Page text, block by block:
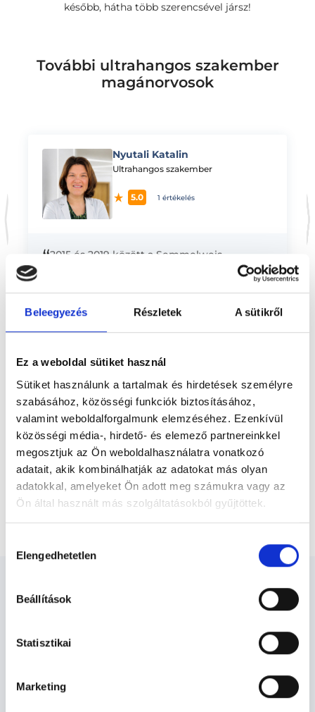
Beleegyezés Részletek A sütikről
Ez a weboldal sütiket használ
Sütiket használunk a tartalmak és hirdetések személyre
szabásához, közösségi funkciók biztosításához,
valamint weboldalforgalmunk elemzéséhez. Ezenkívül
közösségi média-, hirdető- és elemező partnereinkkel
megosztjuk az Ön weboldalhasználatra vonatkozó
adatait, akik kombinálhatják az adatokat más olyan
adatokkal, amelyeket Ön adott meg számukra vagy az
Ön által használt más szolgáltatásokból gyűjtöttek.
szabályzat:https://foglaljorvost.hu/info/foglaljorvost-
kiválasztása
Elengedhetetlen
Beállítások
Statisztikai
Marketing
később, hátha több szerencsével jársz!
További ultrahangos szakember
magánorvosok
Nyutali Katalin
Ultrahangos szakember
5.0 1 értékelés
“2015 és 2019 között a Semmelweis
Egyetemen szereztem szülészet-
nőgyógyászati szonográfus szakirányú
Előző
orvos, aki jogszabályok szerinti szakorvosi szakképesítés
önállóan nem végezhető szakmai tevékenységért teljes
felelősséggel tartozik és azt közvetlenül felügyeli az egészségügyi
szolgáltató szakorvosa az első részvizsgáig, utána pedig a
szakorvosjelölt önállóan láthat el feladatokat. A foglaljorvost.hu
felelősségét kizárja esetleges névazonosságért bármely szakorvos
és szakorvosjelölt esetén.
Főoldal Ultrahangos szakember
Ultrahangos szakember -